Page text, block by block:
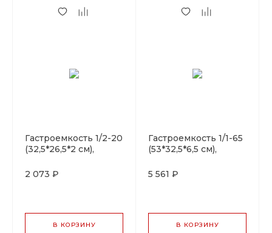
Гастроемкость 1/2-20
(32,5*26,5*2 см),
фарфор, P.L. Proff
2 073 ₽
В КОРЗИНУ
Гастроемкость 1/1-65
(53*32,5*6,5 см),
Cuisine
5 561 ₽
В КОРЗИНУ